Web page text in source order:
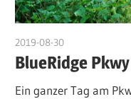
2019-08-30
BlueRidge
Ein ganzer Tag am